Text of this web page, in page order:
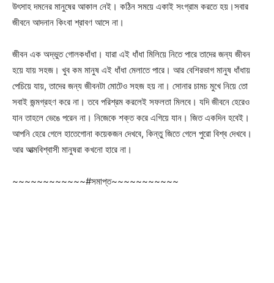
উৎসাহ দমনের মানুষের আকাল নেই। কঠিন সময়ে একাই সংগ্রাম করতে হয়।সবার
জীবনে আদনান কিংবা শ্রাবণ আসে না।
জীবন এক অদ্ভুত গোলকধাঁধা। যারা এই ধাঁধা মিলিয়ে নিতে পারে তাদের জন্য জীবন
হয়ে যায় সহজ। খুব কম মানুষ এই ধাঁধা মেলাতে পারে। আর বেশিরভাগ মানুষ ধাঁধায়
পেচিয়ে যায়, তাদের জন্য জীবনটা মোটেও সহজ হয় না। সোনার চামচ মুখে নিয়ে তো
সবাই জন্মগ্রহণ করে না। তবে পরিশ্রম করলেই সফলতা মিলবে। যদি জীবনে হেরেও
যান তাহলে ভেঙে পরেন না। নিজেকে শক্ত করে এগিয়ে যান। জিত একদিন হবেই।
আপনি হেরে গেলে হাতেগোনা কয়েকজন দেখবে, কিন্তু জিতে গেলে পুরো বিশ্ব দেখবে।
আর আত্মবিশ্বাসী মানুষরা কখনো হারে না।
~~~~~~~~~~~~#সমাপ্ত~~~~~~~~~~~